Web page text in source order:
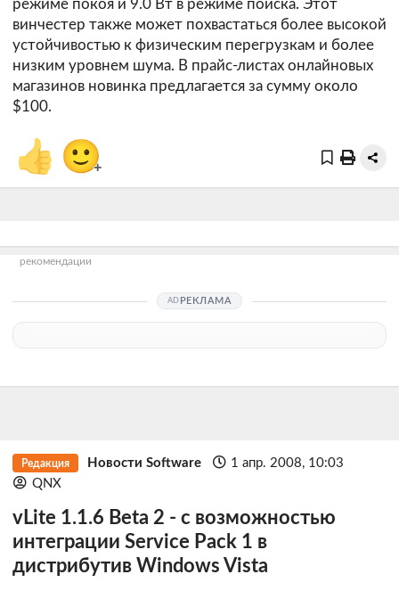
режиме покоя и 9.0 Вт в режиме поиска. Этот
винчестер также может похвастаться более высокой
устойчивостью к физическим перегрузкам и более
низким уровнем шума. В прайс-листах онлайновых
магазинов новинка предлагается за сумму около
$100.
👍 🙂
+
рекомендации
РЕКЛАМА
Редакция Новости Software
1 апр. 2008, 10:03
QNX
vLite 1.1.6 Beta 2 - с возможностью
интеграции Service Pack 1 в
дистрибутив Windows Vista